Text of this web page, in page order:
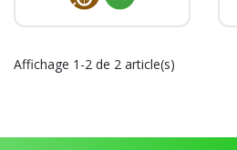
Affichage 1-2 de 2 article(s)